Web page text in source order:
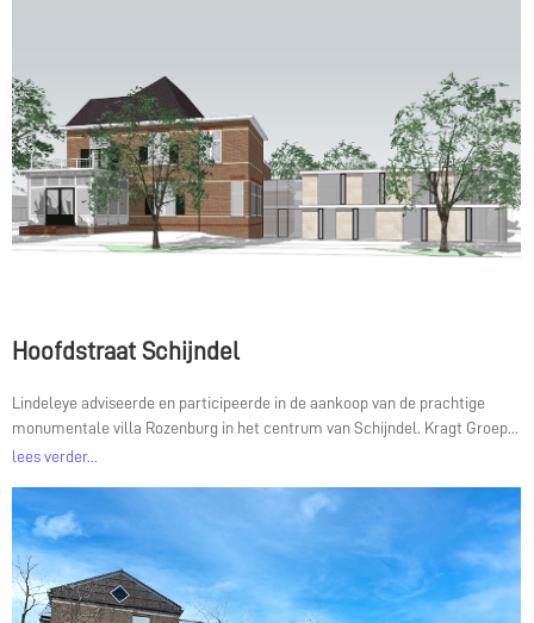
Hoofdstraat Schijndel
Lindeleye adviseerde en participeerde in de aankoop van de prachtige
monumentale villa Rozenburg in het centrum van Schijndel. Kragt Groep...
lees verder...